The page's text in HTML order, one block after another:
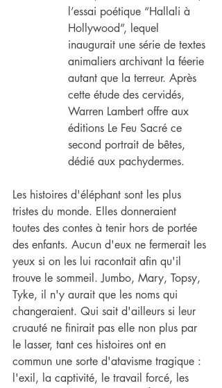
l’essai poétique “Hallali à
Hollywood”, lequel
inaugurait une série de textes
animaliers archivant la féerie
autant que la terreur. Après
cette étude des cervidés,
Warren Lambert offre aux
éditions Le Feu Sacré ce
second portrait de bêtes,
dédié aux pachydermes.
Les histoires d'éléphant sont les plus
tristes du monde. Elles donneraient
toutes des contes à tenir hors de portée
des enfants. Aucun d'eux ne fermerait les
yeux si on les lui racontait afin qu'il
trouve le sommeil. Jumbo, Mary, Topsy,
Tyke, il n'y aurait que les noms qui
changeraient. Qui sait d'ailleurs si leur
cruauté ne finirait pas elle non plus par
le lasser, tant ces histoires ont en
commun une sorte d'atavisme tragique :
l'exil, la captivité, le travail forcé, les